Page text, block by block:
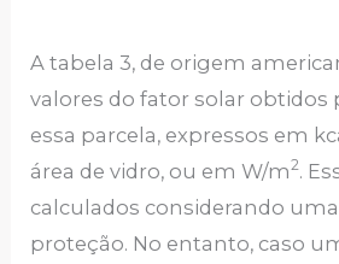
A tabela 3, de origem
valores do fator solar obtidos
essa parcela, expressos em
área de vidro, ou em W/m2.
calculados considerando
proteção. No entanto, caso